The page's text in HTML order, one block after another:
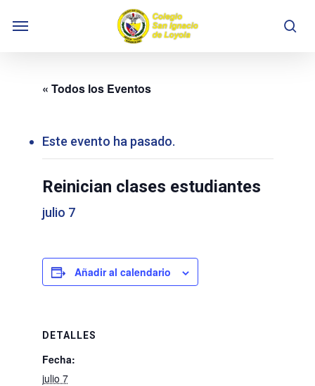
Menu
« Todos los Eventos
Este evento ha pasado.
Reinician clases estudiantes
julio 7
Añadir al calendario
DETALLES
Fecha:
julio 7